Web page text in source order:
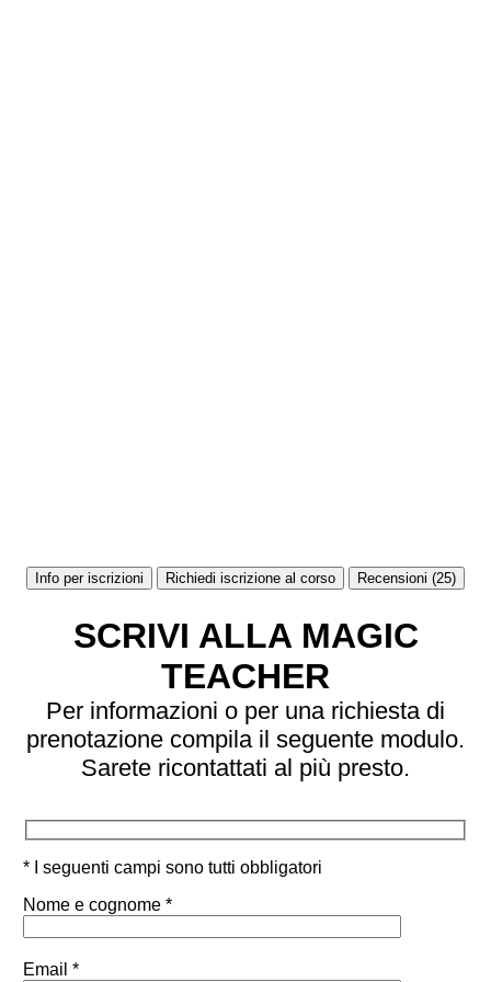
Info per iscrizioni Richiedi iscrizione al corso Recensioni (25)
SCRIVI ALLA MAGIC
TEACHER
Per informazioni o per una richiesta di
prenotazione compila il seguente modulo.
Sarete ricontattati al più presto.
* I seguenti campi sono tutti obbligatori
Nome e cognome *
Email *